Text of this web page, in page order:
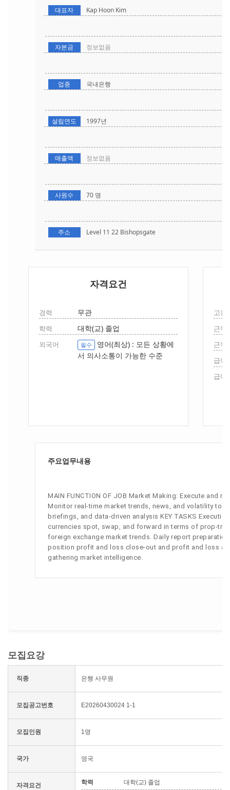
대표자 Kap Hoon Kim
자본금 정보없음
업종 국내은행
설립연도 1997년
매출액 정보없음
사원수 70 명
주소 Level 11 22 Bishopsgate
자격요건
경력 무관
학력 대학(교) 졸업
외국어 필수
영어(최상) : 모든 상황에
서 의사소통이 가능한 수준
고용
근무
근무
급여
급여
주요업무내용
MAIN FUNCTION OF JOB Market Making: Execute and
Monitor real-time market trends, news, and volatility to
briefings, and data-driven analysis KEY TASKS
currencies spot, swap, and forward in terms of prop-
foreign exchange market trends. Daily report
position profit and loss close-out and profit and loss
gathering market intelligence.
모집요강
직종 은행 사무원
모집공고번호 E20260430024 1-1
모집인원 1명
국가 영국
자격요건 학력 대학(교) 졸업